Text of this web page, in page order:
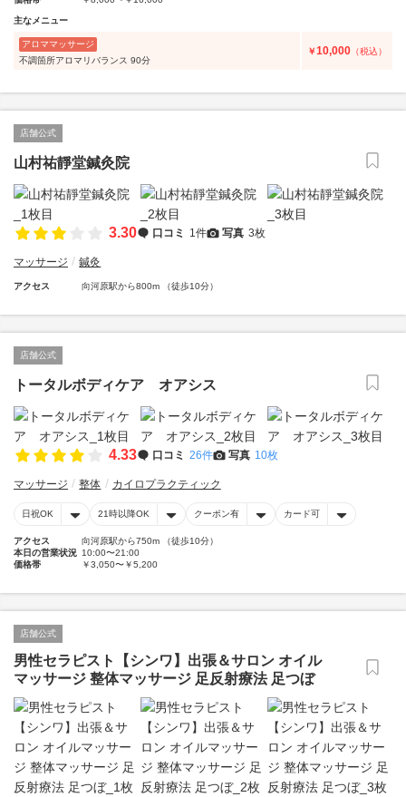
主なメニュー
アロママッサージ
不調箇所アロマリバランス 90分
￥10,000 （税込）
店舗公式
山村祐靜堂鍼灸院
3.30 口コミ 1件 写真 3枚
マッサージ 鍼灸
アクセス 向河原駅から800m （徒歩10分）
店舗公式
トータルボディケア オアシス
4.33 口コミ 26件 写真 10枚
マッサージ 整体 カイロプラクティック
日祝OK 21時以降OK クーポン有 カード可
アクセス
向河原駅から750m （徒歩10分）
本日の営業状況 10:00〜21:00
価格帯
￥3,050〜￥5,200
店舗公式
男性セラピスト【シンワ】出張＆サロン オイル
マッサージ 整体マッサージ 足反射療法 足つぼ